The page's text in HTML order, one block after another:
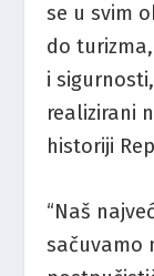
se u svim
do
i
realizirani
historiji
“Naš
sačuvamo